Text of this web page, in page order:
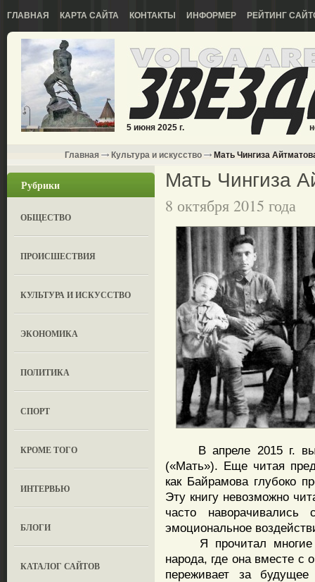
ГЛАВНАЯ КАРТА САЙТА КОНТАКТЫ ИНФОРМЕР РЕЙТИНГ
5 июня 2025 г.
Главная Культура и искусство Мать Чингиза
Рубрики
ОБЩЕСТВО
ПРОИСШЕСТВИЯ
КУЛЬТУРА И ИСКУССТВО
ЭКОНОМИКА
ПОЛИТИКА
СПОРТ
КРОМЕ ТОГО
ИНТЕРВЬЮ
БЛОГИ
КАТАЛОГ САЙТОВ
Мать Чингиза
8 октября 2015 года
В апреле 2015 г.
(«Мать»). Еще читая
как Байрамова глубоко
Эту книгу невозможно
часто
эмоциональное
Я прочитал многие
народа, где она вместе
переживает за